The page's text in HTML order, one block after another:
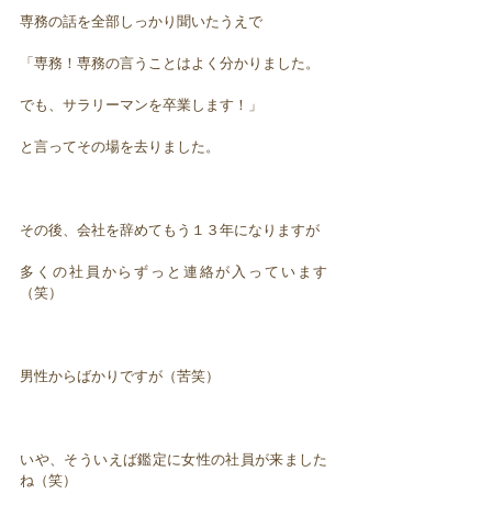
専務の話を全部しっかり聞いたうえで
「専務！専務の言うことはよく分かりました。
でも、サラリーマンを卒業します！」
と言ってその場を去りました。
その後、会社を辞めてもう１３年になりますが
多くの社員からずっと連絡が入っています
（笑）
男性からばかりですが（苦笑）
いや、そういえば鑑定に女性の社員が来ました
ね（笑）